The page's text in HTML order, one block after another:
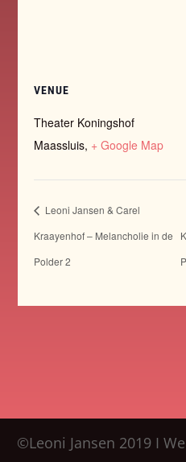
VENUE
Theater Koningshof
Maassluis, + Google Map
Leoni Jansen & Carel
Kraayenhof – Melancholie in de
Polder 2
©Leoni Jansen 2019 I